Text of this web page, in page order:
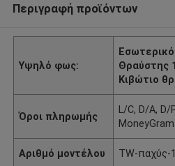
Περιγραφή προϊόντων
Υψηλό φως:
Θραύστης
Κιβώτιο
Όροι πληρωμής
L/C, D/A, D/
MoneyGram
Αριθμό μοντέλου TW-παχύς-